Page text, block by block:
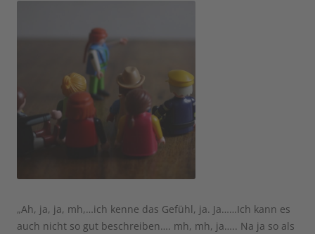
„Ah, ja, ja, mh,…ich kenne das Gefühl, ja. Ja……Ich kann es
auch nicht so gut beschreiben…. mh, mh, ja….. Na ja so als